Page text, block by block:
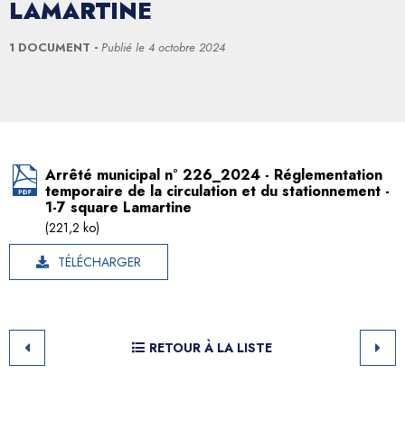
LAMARTINE
1 DOCUMENT Publié le 4 octobre 2024
Arrêté municipal n° 226_2024 - Réglementation
temporaire de la circulation et du stationnement -
1-7 square Lamartine
(221,2 ko)
TÉLÉCHARGER
RETOUR À LA LISTE